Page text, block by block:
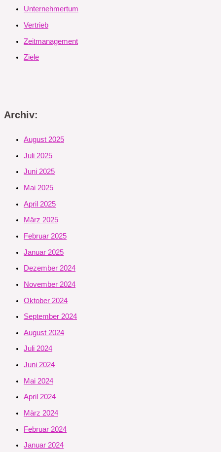
Unternehmertum
Vertrieb
Zeitmanagement
Ziele
Archiv:
August 2025
Juli 2025
Juni 2025
Mai 2025
April 2025
März 2025
Februar 2025
Januar 2025
Dezember 2024
November 2024
Oktober 2024
September 2024
August 2024
Juli 2024
Juni 2024
Mai 2024
April 2024
März 2024
Februar 2024
Januar 2024